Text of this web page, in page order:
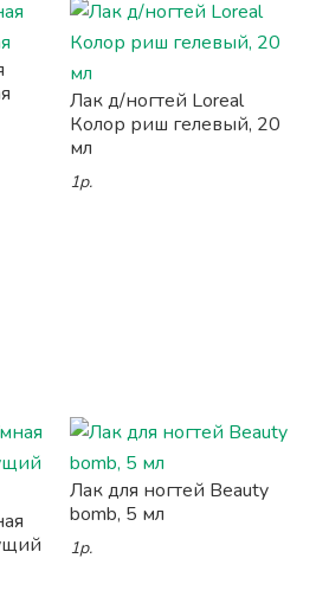
Лак д/ногтей Loreal
Колор риш гелевый, 20
мл
1р.
Лак для ногтей Beauty
bomb, 5 мл
1р.